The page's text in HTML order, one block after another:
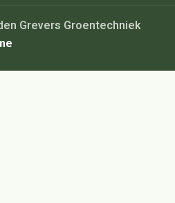
Grevers Groentechniek